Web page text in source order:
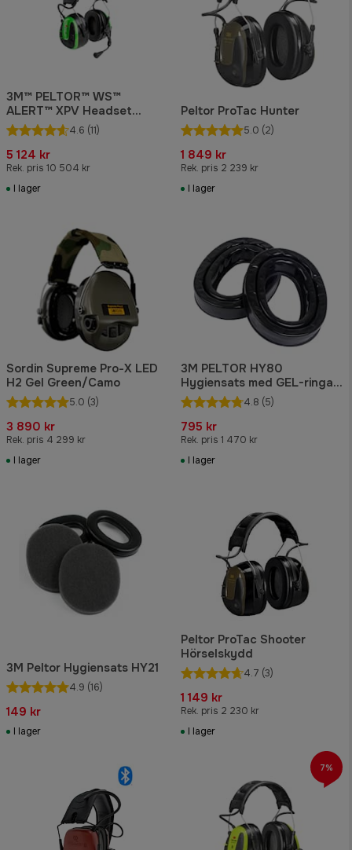
3M™ PELTOR™ WS™
ALERT™ XPV Headset
Hörselskydd med mikrofon
4.6 (11)
5 124 kr
Rek. pris 10 504 kr
I lager
Peltor ProTac Hunter
5.0 (2)
1 849 kr
Rek. pris 2 239 kr
I lager
Sordin Supreme Pro-X LED
H2 Gel Green/Camo
5.0 (3)
3 890 kr
Rek. pris 4 299 kr
I lager
3M PELTOR HY80
Hygiensats med GEL-ringar
för WS, ALERT, XP, XPI, XPV,
ProTac, LiteCom Plus
4.8 (5)
795 kr
Rek. pris 1 470 kr
I lager
3M Peltor Hygiensats HY21
4.9 (16)
149 kr
I lager
Peltor ProTac Shooter
Hörselskydd
4.7 (3)
1 149 kr
Rek. pris 2 230 kr
I lager
7%